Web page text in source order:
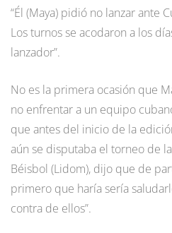
“Él (Maya) pidió no lanzar ante
Los turnos se acodaron a los
lanzador”.
No es la primera ocasión que
no enfrentar a un equipo
que antes del inicio de la
aún se disputaba el torneo de
Béisbol (Lidom), dijo que de
primero que haría sería
contra de ellos”.